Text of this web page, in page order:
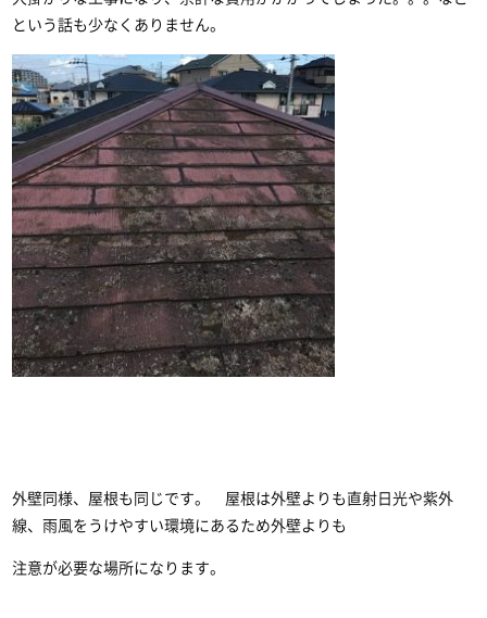
という話も少なくありません。
外壁同様、屋根も同じです。 屋根は外壁よりも直射日光や紫外
線、雨風をうけやすい環境にあるため外壁よりも
注意が必要な場所になります。